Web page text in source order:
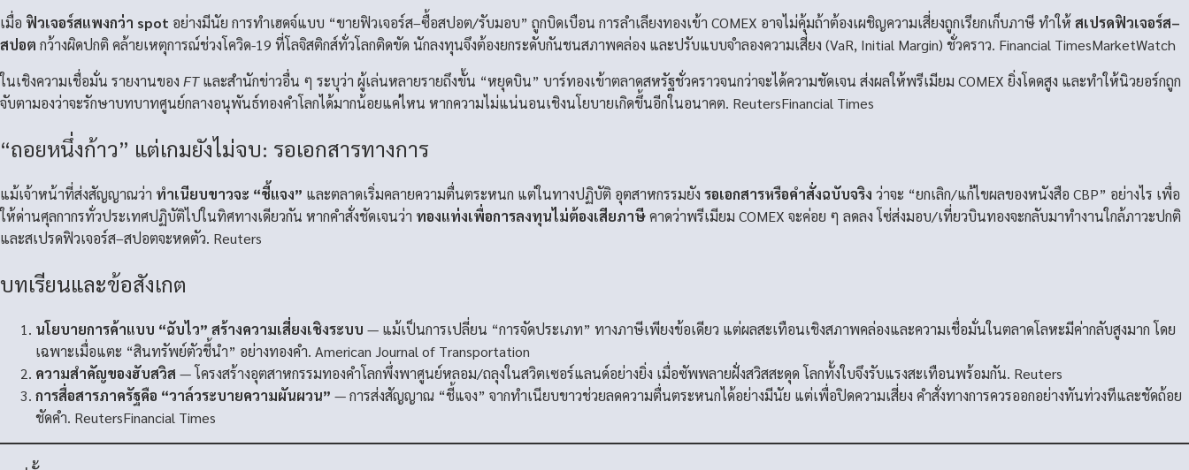
เมื่อ ฟิวเจอร์สแพงกว่า spot อย่างมีนัย การทำเฮดจ์แบบ “ขายฟิวเจอร์ส–ซื้อสปอต/รับมอบ” ถูกบิดเบือน การลำเลียงทองเข้า COMEX อาจไม่คุ้มถ้าต้องเผชิญความเสี่ยงถูกเรียกเก็บภาษี ทำให้ สเปรดฟิวเจอร์ส–
สปอต กว้างผิดปกติ คล้ายเหตุการณ์ช่วงโควิด-19 ที่โลจิสติกส์ทั่วโลกติดขัด นักลงทุนจึงต้องยกระดับกันชนสภาพคล่อง และปรับแบบจำลองความเสี่ยง (VaR, Initial Margin) ชั่วคราว. Financial TimesMarketWatch
ในเชิงความเชื่อมั่น รายงานของ FTและสำนักข่าวอื่น ๆ ระบุว่า ผู้เล่นหลายรายถึงขั้น “หยุดบิน” บาร์ทองเข้าตลาดสหรัฐชั่วคราวจนกว่าจะได้ความชัดเจน ส่งผลให้พรีเมียม COMEX ยิ่งโดดสูง และทำให้นิวยอร์กถูก
จับตามองว่าจะรักษาบทบาทศูนย์กลางอนุพันธ์ทองคำโลกได้มากน้อยแค่ไหน หากความไม่แน่นอนเชิงนโยบายเกิดขึ้นอีกในอนาคต. ReutersFinancial Times
“ถอยหนึ่งก้าว” แต่เกมยังไม่จบ: รอเอกสารทางการ
แม้เจ้าหน้าที่ส่งสัญญาณว่า ทำเนียบขาวจะ “ชี้แจง” และตลาดเริ่มคลายความตื่นตระหนก แต่ในทางปฏิบัติ อุตสาหกรรมยัง รอเอกสารหรือคำสั่งฉบับจริง ว่าจะ “ยกเลิก/แก้ไขผลของหนังสือ CBP” อย่างไร เพื่อ
ให้ด่านศุลกากรทั่วประเทศปฏิบัติไปในทิศทางเดียวกัน หากคำสั่งชัดเจนว่า ทองแท่งเพื่อการลงทุนไม่ต้องเสียภาษีคาดว่าพรีเมียม COMEX จะค่อย ๆ ลดลง โซ่ส่งมอบ/เที่ยวบินทองจะกลับมาทำงานใกล้ภาวะปกติ
และสเปรดฟิวเจอร์ส–สปอตจะหดตัว. Reuters
บทเรียนและข้อสังเกต
นโยบายการค้าแบบ “ฉับไว” สร้างความเสี่ยงเชิงระบบ — แม้เป็นการเปลี่ยน “การจัดประเภท” ทางภาษีเพียงข้อเดียว แต่ผลสะเทือนเชิงสภาพคล่องและความเชื่อมั่นในตลาดโลหะมีค่ากลับสูงมาก โดย
เฉพาะเมื่อแตะ “สินทรัพย์ตัวชี้นำ” อย่างทองคำ. American Journal of Transportation
ความสำคัญของฮับสวิส — โครงสร้างอุตสาหกรรมทองคำโลกพึ่งพาศูนย์หลอม/ถลุงในสวิตเซอร์แลนด์อย่างยิ่ง เมื่อซัพพลายฝั่งสวิสสะดุด โลกทั้งใบจึงรับแรงสะเทือนพร้อมกัน. Reuters
การสื่อสารภาครัฐคือ “วาล์วระบายความผันผวน” — การส่งสัญญาณ “ชี้แจง” จากทำเนียบขาวช่วยลดความตื่นตระหนกได้อย่างมีนัย แต่เพื่อปิดความเสี่ยง คำสั่งทางการควรออกอย่างทันท่วงทีและชัดถ้อย
ชัดคำ. ReutersFinancial Times